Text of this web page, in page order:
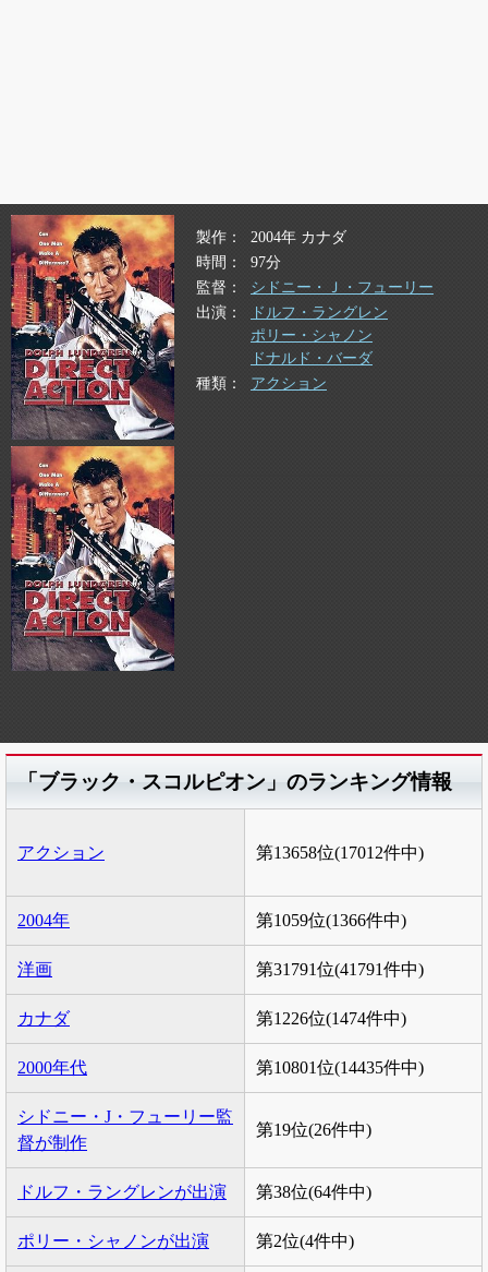
製作
2004年 カナダ
時間
97分
監督
シドニー・Ｊ・フューリー
出演
ドルフ・ラングレン
ポリー・シャノン
ドナルド・バーダ
種類
アクション
「ブラック・スコルピオン」のランキング情報
アクション 第13658位(17012件中)
2004年 第1059位(1366件中)
洋画 第31791位(41791件中)
カナダ 第1226位(1474件中)
2000年代 第10801位(14435件中)
シドニー・J・フューリー監
督が制作
第19位(26件中)
ドルフ・ラングレンが出演 第38位(64件中)
ポリー・シャノンが出演 第2位(4件中)